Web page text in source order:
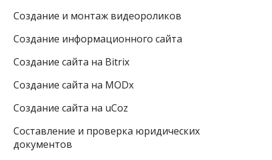
Создание и монтаж видеороликов
Создание информационного сайта
Создание сайта на Bitrix
Создание сайта на MODx
Создание сайта на uCoz
Составление и проверка юридических
документов